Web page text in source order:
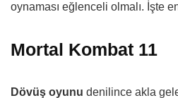
oynaması eğlenceli olmalı. İşte
Mortal Kombat 11
Dövüş oyunu denilince akla